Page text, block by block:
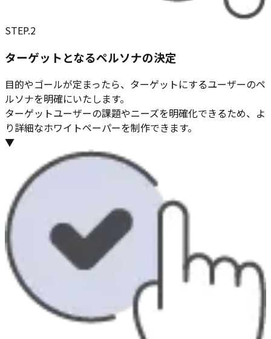
STEP.2
ターゲットとなるペルソナの決定
目的やゴールが定まったら、ターゲットにするユーザーのペ
ルソナを明確にいたします。
ターゲットユーザーの課題やニーズを明確化できるため、よ
り詳細なホワイトペーパーを制作できます。
▼